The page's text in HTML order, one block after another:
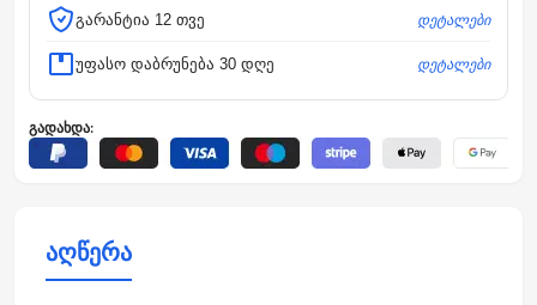
გარანტია 12 თვე დეტალები
უფასო დაბრუნება 30 დღე დეტალები
გადახდა:
აღწერა